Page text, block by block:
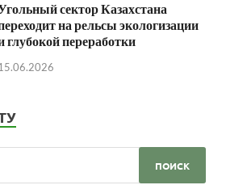
сектор Казахстана
на рельсы экологизации
глубокой переработки